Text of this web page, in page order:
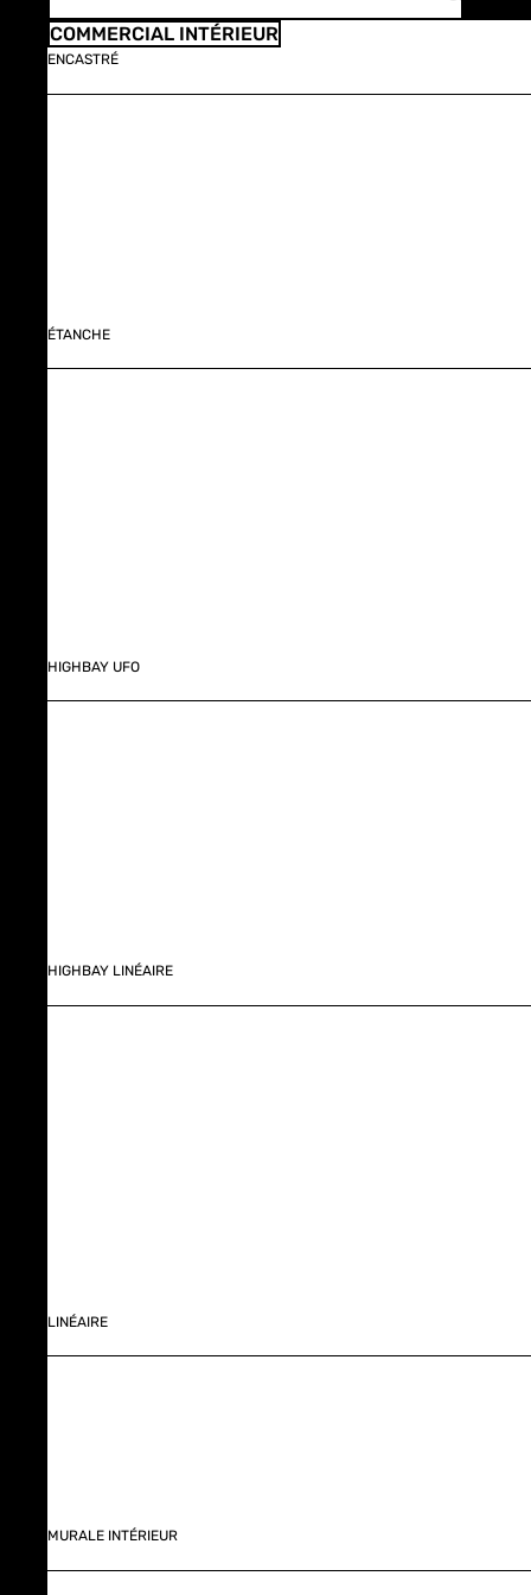
COMMERCIAL INTÉRIEUR
ENCASTRÉ
ÉTANCHE
HIGHBAY UFO
HIGHBAY LINÉAIRE
LINÉAIRE
MURALE INTÉRIEUR